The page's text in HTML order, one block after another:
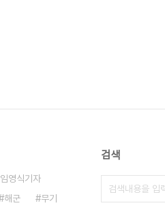
임영식기자
해군
무기
검색